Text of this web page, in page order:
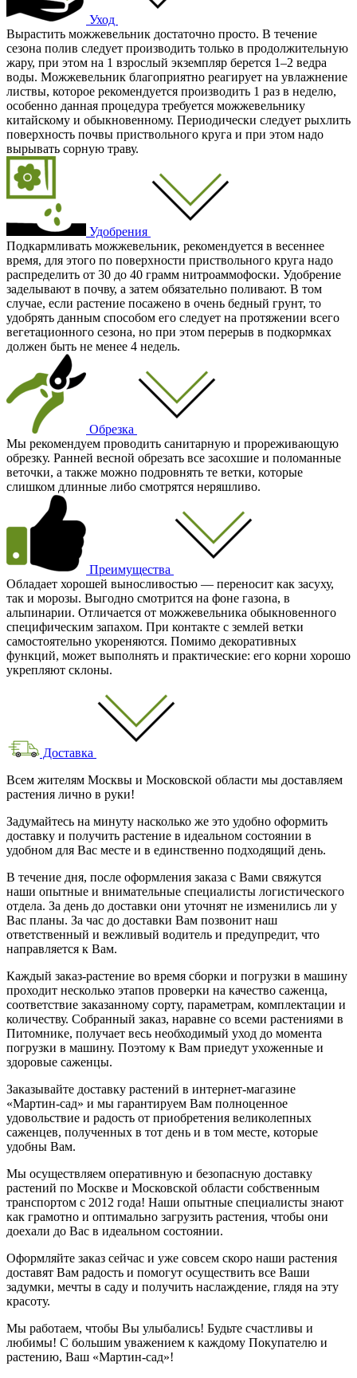
Уход
Вырастить можжевельник достаточно просто. В течение
сезона полив следует производить только в продолжительную
жару, при этом на 1 взрослый экземпляр берется 1–2 ведра
воды. Можжевельник благоприятно реагирует на увлажнение
листвы, которое рекомендуется производить 1 раз в неделю,
особенно данная процедура требуется можжевельнику
китайскому и обыкновенному. Периодически следует рыхлить
поверхность почвы приствольного круга и при этом надо
вырывать сорную траву.
Удобрения
Подкармливать можжевельник, рекомендуется в весеннее
время, для этого по поверхности приствольного круга надо
распределить от 30 до 40 грамм нитроаммофоски. Удобрение
заделывают в почву, а затем обязательно поливают. В том
случае, если растение посажено в очень бедный грунт, то
удобрять данным способом его следует на протяжении всего
вегетационного сезона, но при этом перерыв в подкормках
должен быть не менее 4 недель.
Обрезка
Мы рекомендуем проводить санитарную и прореживающую
обрезку. Ранней весной обрезать все засохшие и поломанные
веточки, а также можно подровнять те ветки, которые
слишком длинные либо смотрятся неряшливо.
Преимущества
Обладает хорошей выносливостью — переносит как засуху,
так и морозы. Выгодно смотрится на фоне газона, в
альпинарии. Отличается от можжевельника обыкновенного
специфическим запахом. При контакте с землей ветки
самостоятельно укореняются. Помимо декоративных
функций, может выполнять и практические: его корни хорошо
укрепляют склоны.
Доставка
Всем жителям Москвы и Московской области мы доставляем
растения лично в руки!
Задумайтесь на минуту насколько же это удобно оформить
доставку и получить растение в идеальном состоянии в
удобном для Вас месте и в единственно подходящий день.
В течение дня, после оформления заказа с Вами свяжутся
наши опытные и внимательные специалисты логистического
отдела. За день до доставки они уточнят не изменились ли у
Вас планы. За час до доставки Вам позвонит наш
ответственный и вежливый водитель и предупредит, что
направляется к Вам.
Каждый заказ-растение во время сборки и погрузки в машину
проходит несколько этапов проверки на качество саженца,
соответствие заказанному сорту, параметрам, комплектации и
количеству. Собранный заказ, наравне со всеми растениями в
Питомнике, получает весь необходимый уход до момента
погрузки в машину. Поэтому к Вам приедут ухоженные и
здоровые саженцы.
Заказывайте доставку растений в интернет-магазине
«Мартин-сад» и мы гарантируем Вам полноценное
удовольствие и радость от приобретения великолепных
саженцев, полученных в тот день и в том месте, которые
удобны Вам.
Мы осуществляем оперативную и безопасную доставку
растений по Москве и Московской области собственным
транспортом с 2012 года! Наши опытные специалисты знают
как грамотно и оптимально загрузить растения, чтобы они
доехали до Вас в идеальном состоянии.
Оформляйте заказ сейчас и уже совсем скоро наши растения
доставят Вам радость и помогут осуществить все Ваши
задумки, мечты в саду и получить наслаждение, глядя на эту
красоту.
Мы работаем, чтобы Вы улыбались! Будьте счастливы и
любимы! С большим уважением к каждому Покупателю и
растению, Ваш «Мартин-сад»!